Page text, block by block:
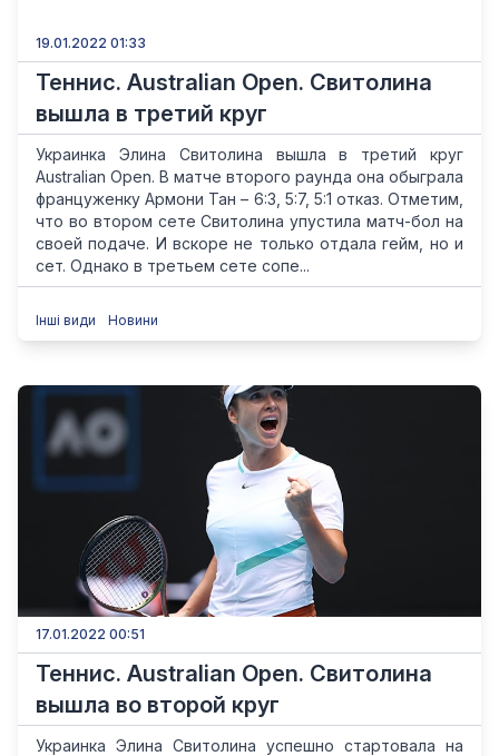
19.01.2022 01:33
Теннис. Australian Open. Свитолина
вышла в третий круг
Украинка Элина Свитолина вышла в третий круг
Australian Open. В матче второго раунда она обыграла
француженку Армони Тан – 6:3, 5:7, 5:1 отказ. Отметим,
что во втором сете Свитолина упустила матч-бол на
своей подаче. И вскоре не только отдала гейм, но и
сет. Однако в третьем сете сопе...
Інші види Новини
17.01.2022 00:51
Теннис. Australian Open. Свитолина
вышла во второй круг
Украинка Элина Свитолина успешно стартовала на